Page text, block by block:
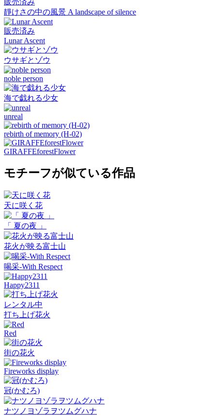
靜けさの中の風景 A landscape of silence
販売済み
Lunar Ascent
ウサギとゾウ
noble person
海で戯れる少女
unreal
rebirth of memory (H-02)
GIRAFFEforestFlower
モチーフが似ている作品
天に咲く花
「 夏の夜 」
花火が映る富士山
喝采-With Respect
Happy2311
レンタル中
打ち上げ花火
Red
街の花火
Fireworks display
冠(かむろ)
ナツノヨゾラヲツムグハナ